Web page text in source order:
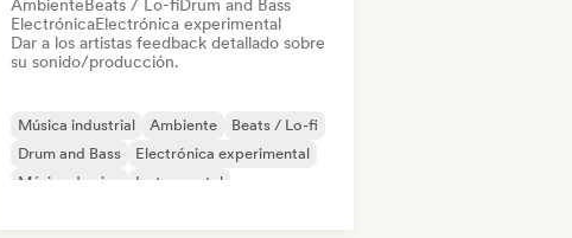
AmbienteBeats / Lo-fiDrum and Bass
ElectrónicaElectrónica experimental
Dar a los artistas feedback detallado sobre
su sonido/producción.
Música industrial Ambiente
Beats / Lo-fi
Drum and Bass
Electrónica experimental
Música de cine
Instrumental